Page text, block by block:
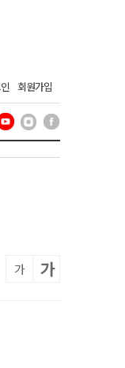
회원가입
가 가